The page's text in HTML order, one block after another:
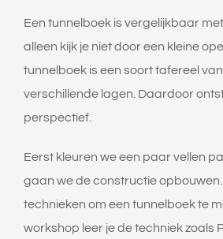
Een tunnelboek is vergelijkbaar
alleen kijk je niet door een kleine
tunnelboek is een soort tafereel
verschillende lagen. Daardoor
perspectief.
Eerst kleuren we een paar vellen
gaan we de constructie
technieken om een tunnelboek te
workshop leer je de techniek zoals